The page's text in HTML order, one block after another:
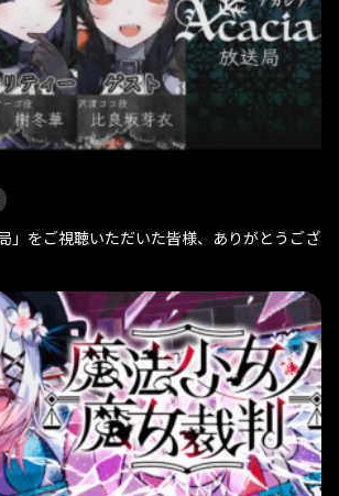
」をご視聴いただいた皆様、ありがとうござ